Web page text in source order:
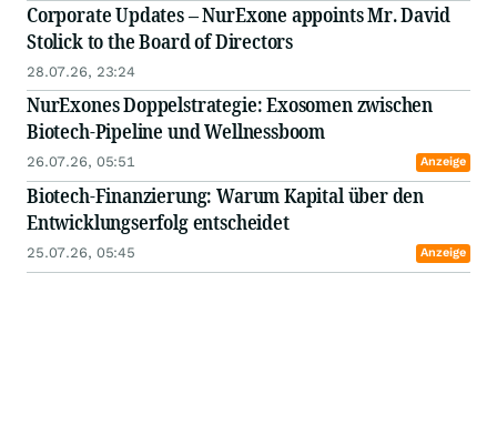
Corporate Updates – NurExone appoints Mr. David
Stolick to the Board of Directors
28.07.26, 23:24
NurExones Doppelstrategie: Exosomen zwischen
Biotech-Pipeline und Wellnessboom
26.07.26, 05:51 Anzeige
Biotech-Finanzierung: Warum Kapital über den
Entwicklungserfolg entscheidet
25.07.26, 05:45 Anzeige